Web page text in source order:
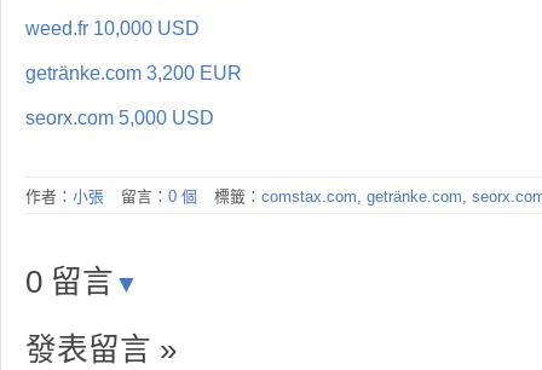
weed.fr 10,000 USD
getränke.com 3,200 EUR
seorx.com 5,000 USD
作者： 小張 留言： 0 個 標籤： comstax.com, getränke.com,
0 留言 ▼
發表留言 »